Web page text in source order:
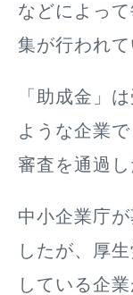
などによっ
集が行われて
「助成金」
ような企業
審査を通過
中小企業庁
したが、厚
している企